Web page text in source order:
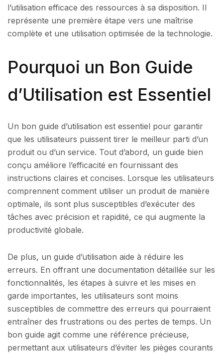
l’utilisation efficace des ressources à sa disposition. Il
représente une première étape vers une maîtrise
complète et une utilisation optimisée de la technologie.
Pourquoi un Bon Guide
d’Utilisation est Essentiel
Un bon guide d’utilisation est essentiel pour garantir
que les utilisateurs puissent tirer le meilleur parti d’un
produit ou d’un service. Tout d’abord, un guide bien
conçu améliore l’efficacité en fournissant des
instructions claires et concises. Lorsque les utilisateurs
comprennent comment utiliser un produit de manière
optimale, ils sont plus susceptibles d’exécuter des
tâches avec précision et rapidité, ce qui augmente la
productivité globale.
De plus, un guide d’utilisation aide à réduire les
erreurs. En offrant une documentation détaillée sur les
fonctionnalités, les étapes à suivre et les mises en
garde importantes, les utilisateurs sont moins
susceptibles de commettre des erreurs qui pourraient
entraîner des frustrations ou des pertes de temps. Un
bon guide agit comme une référence précieuse,
permettant aux utilisateurs d’éviter les pièges courants